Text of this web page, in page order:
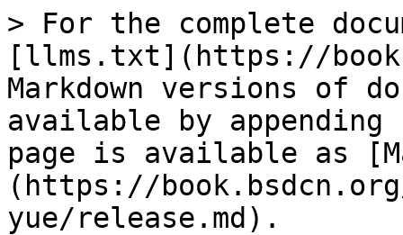
> For the complete
[llms.txt](https://
Markdown versions of
available by
page is available as
(https://
yue/release.md).